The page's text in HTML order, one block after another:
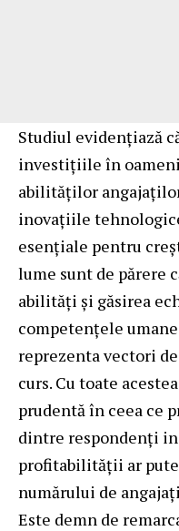
Studiul evidențiază
investițiile în
abilităților
inovațiile
esențiale pentru
lume sunt de părere
abilități și găsirea
competențele
reprezenta vectori
curs. Cu toate
prudentă în ceea ce
dintre respondenți
profitabilității ar
numărului de
Este demn de